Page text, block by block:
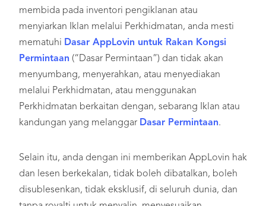
membida pada inventori pengiklanan atau
menyiarkan Iklan melalui Perkhidmatan, anda mesti
mematuhi Dasar AppLovin untuk Rakan Kongsi
Permintaan (“Dasar Permintaan”) dan tidak akan
menyumbang, menyerahkan, atau menyediakan
melalui Perkhidmatan, atau menggunakan
Perkhidmatan berkaitan dengan, sebarang Iklan atau
kandungan yang melanggar Dasar Permintaan.
Selain itu, anda dengan ini memberikan AppLovin hak
dan lesen berkekalan, tidak boleh dibatalkan, boleh
disublesenkan, tidak eksklusif, di seluruh dunia, dan